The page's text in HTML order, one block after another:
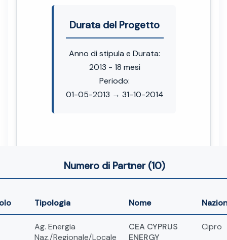
Durata del Progetto
Anno di stipula e Durata:
2013 - 18 mesi
Periodo:
01-05-2013 → 31-10-2014
Numero di Partner (10)
Tipologia Nome
Ag. Energia
Naz./Regionale/Locale
CEA CYPRUS
ENERGY
Cipro